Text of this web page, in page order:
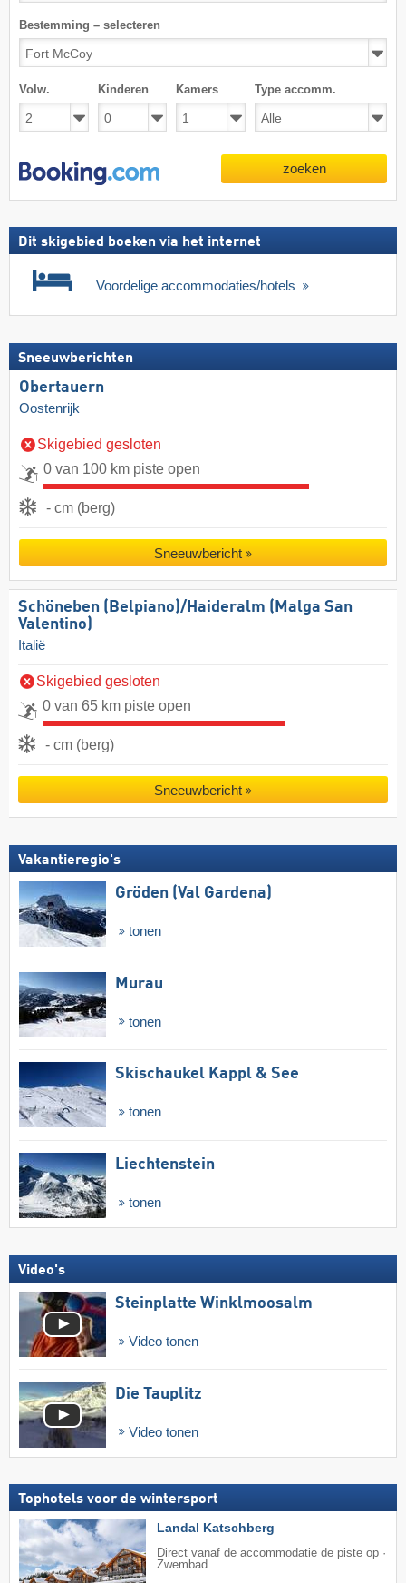
Bestemming – selecteren
Volw. Kinderen Kamers Type accomm.
zoeken
Dit skigebied boeken via het internet
Voordelige accommodaties/hotels
Sneeuwberichten
Obertauern
Oostenrijk
Skigebied gesloten
0 van 100 km piste open
- cm (berg)
Sneeuwbericht
Schöneben (Belpiano)/​Haideralm (Malga San
Valentino)
Italië
Skigebied gesloten
0 van 65 km piste open
- cm (berg)
Sneeuwbericht
Vakantieregio's
Gröden (Val Gardena)
tonen
Murau
tonen
Skischaukel Kappl & See
tonen
Liechtenstein
tonen
Video's
Steinplatte Winklmoosalm
Video tonen
Die Tauplitz
Video tonen
Tophotels voor de wintersport
Landal Katschberg
Direct vanaf de accommodatie de piste op ·
Zwembad